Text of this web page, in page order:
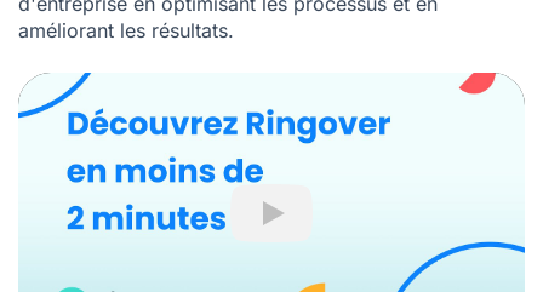
améliorant les résultats.
Play